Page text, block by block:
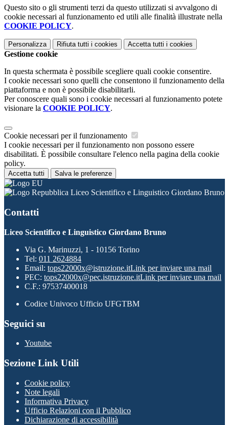
Questo sito o gli strumenti terzi da questo utilizzati si avvalgono di
cookie necessari al funzionamento ed utili alle finalità illustrate nella
COOKIE POLICY.
Personalizza Rifiuta tutti i cookies Accetta tutti i cookies
Gestione cookie
In questa schermata è possibile scegliere quali cookie consentire.
I cookie necessari sono quelli che consentono il funzionamento della
piattaforma e non è possibile disabilitarli.
Per conoscere quali sono i cookie necessari al funzionamento potete
visionare la COOKIE POLICY.
Cookie necessari per il funzionamento
I cookie necessari per il funzionamento non possono essere
disabilitati. È possibile consultare l'elenco nella pagina della cookie
policy.
Accetta tutti Salva le preferenze
Liceo Scientifico e Linguistico Giordano Bruno
Contatti
Liceo Scientifico e Linguistico Giordano Bruno
Via G. Marinuzzi, 1 - 10156 Torino
Tel: 011 2624884
Email: tops22000x@istruzione.itLink per inviare una mail
PEC: tops22000x@pec.istruzione.itLink per inviare una mail
C.F.: 97537400018
Codice Univoco Ufficio UFGTBM
Seguici su
Youtube
Sezione Link Utili
Cookie policy
Note legali
Informativa Privacy
Ufficio Relazioni con il Pubblico
Dichiarazione di accessibilità